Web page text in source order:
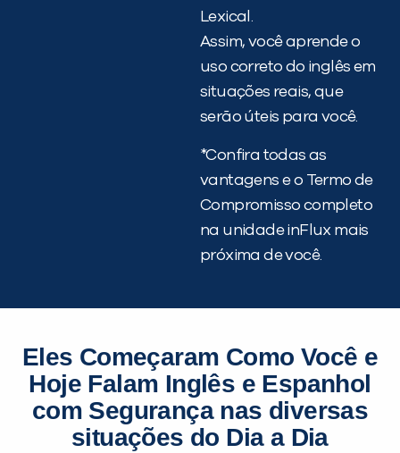
Lexical.
Assim, você aprende o
uso correto do inglês em
situações reais, que
serão úteis para você.
*Confira todas as
vantagens e o Termo de
Compromisso completo
na unidade inFlux mais
próxima de você.
Eles Começaram Como Você e
Hoje Falam Inglês e Espanhol
com Segurança nas diversas
situações do Dia a Dia